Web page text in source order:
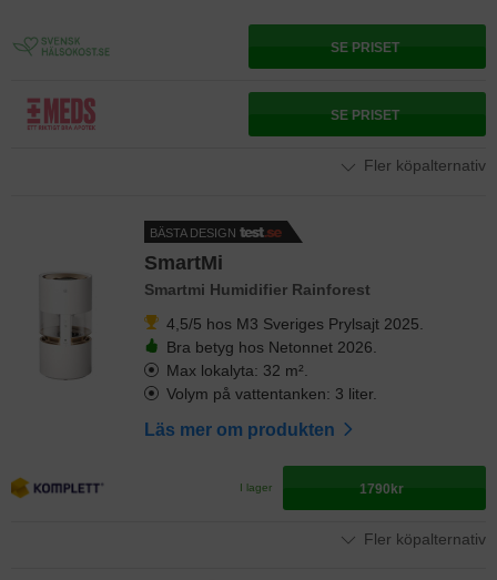
SE PRISET
SE PRISET
Fler köpalternativ
BÄSTA DESIGN
SmartMi
Smartmi Humidifier Rainforest
4,5/5 hos M3 Sveriges Prylsajt 2025.
Bra betyg hos Netonnet 2026.
Max lokalyta: 32 m².
Volym på vattentanken: 3 liter.
Läs mer om produkten
I lager 1790kr
Fler köpalternativ